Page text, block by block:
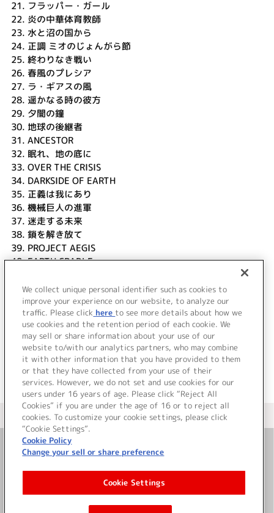
21. フラッパー・ガール
22. 炎の中華体育教師
23. 水と沼の国から
24. 正調 ミオのじょんがら節
25. 終わりなき戦い
26. 春風のプレシア
27. ラ・ギアスの風
28. 遥かなる時の彼方
29. 夕闇の鐘
30. 地球の後継者
31. ANCESTOR
32. 眠れ、地の底に
33. OVER THE CRISIS
34. DARKSIDE OF EARTH
35. 正義は我にあり
36. 機械巨人の進軍
37. 迷走する未来
38. 鎖を解き放て
39. PROJECT AEGIS
40.EARTH CRADLE
42.救世主来る
43. POWER (OST edit)
＜ BACK
＜ カタログサイト トップページへ
お問い合わせ
サイト利用について
We collect unique personal identifier such as cookies to
improve your experience on our website, to analyze our
traffic. Please click here to see more details about how we
use cookies and the retention period of each cookie. We
may sell or share information about your use of our
website to/with our analytics partners, who may combine
it with other information that you have provided to them
or that they have collected from your use of their
services. However, we do not set and use cookies for our
users under 16 years of age. Please click “Reject All
Cookies” if you are under the age of 16 or to reject all
cookies. To customize your cookie settings, please click
“Cookie Settings”.
Cookie Policy
Change your sell or share preference
Cookie Settings